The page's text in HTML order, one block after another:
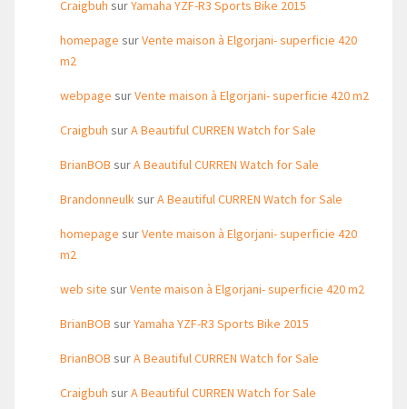
Craigbuh surYamaha YZF-R3 Sports Bike 2015
homepage surVente maison à Elgorjani- superficie 420
m2
webpage surVente maison à Elgorjani- superficie 420 m2
Craigbuh surA Beautiful CURREN Watch for Sale
BrianBOB surA Beautiful CURREN Watch for Sale
BrandonneulksurA Beautiful CURREN Watch for Sale
homepage surVente maison à Elgorjani- superficie 420
m2
web site surVente maison à Elgorjani- superficie 420 m2
BrianBOB surYamaha YZF-R3 Sports Bike 2015
BrianBOB surA Beautiful CURREN Watch for Sale
Craigbuh surA Beautiful CURREN Watch for Sale